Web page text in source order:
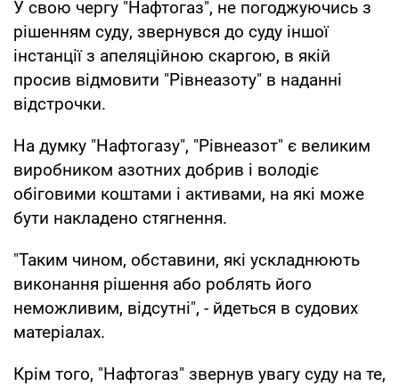
У свою чергу "Нафтогаз", не погоджуючись з
рішенням суду, звернувся до суду іншої
інстанції з апеляційною скаргою, в якій
просив відмовити "Рівнеазоту" в наданні
відстрочки.
На думку "Нафтогазу", "Рівнеазот" є великим
виробником азотних добрив і володіє
обіговими коштами і активами, на які може
бути накладено стягнення.
"Таким чином, обставини, які ускладнюють
виконання рішення або роблять його
неможливим, відсутні", - йдеться в судових
матеріалах.
Крім того, "Нафтогаз" звернув увагу суду на те,